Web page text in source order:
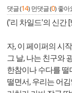
댓글 (14) 먼댓글 (0) 좋아
('리 차일드'의 신간
자, 이 페이퍼의 시
그 날, 나는 친구와
한참이나 수다를 떨
떨면서, 우리는 어